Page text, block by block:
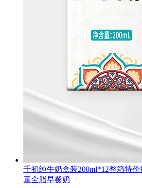
千初纯牛奶盒装200ml*12整箱特
童全脂早餐奶